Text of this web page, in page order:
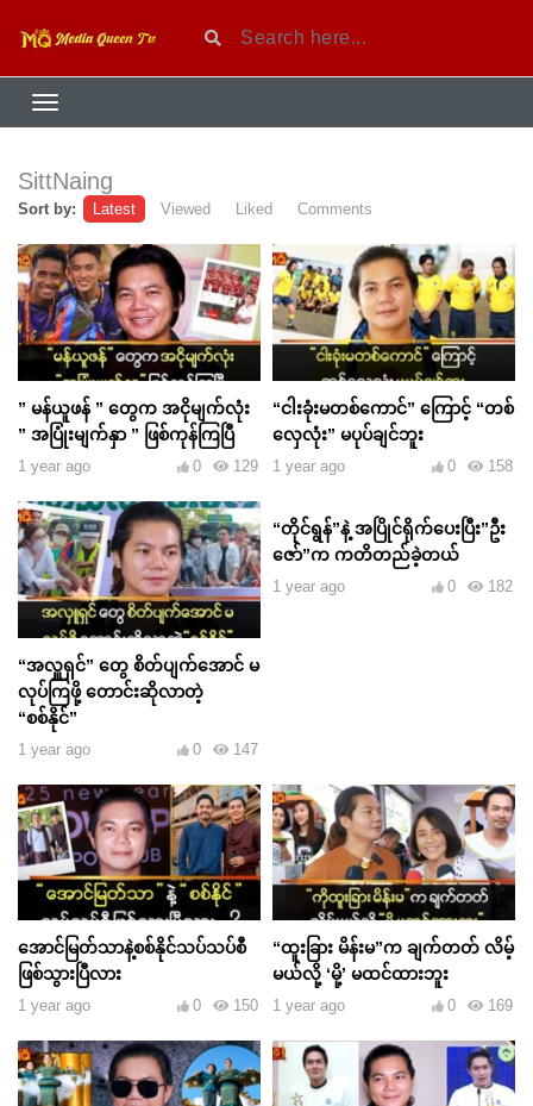
SittNaing
Sort by: Latest Viewed Liked Comments
” မန်ယူဖန် ” တွေက အငိုမျက်လုံး
” အပြုံးမျက်နှာ ” ဖြစ်ကုန်ကြပြီ
1 year ago 129
0
“ငါးခုံးမတစ်ကောင်” ကြောင့် “တစ်
လှေလုံး” မပုပ်ချင်ဘူး
1 year ago 158
0
“အလှူရှင်” တွေ စိတ်ပျက်အောင် မ
လုပ်ကြဖို့ တောင်းဆိုလာတဲ့
“စစ်နိုင်”
1 year ago 147
0
“တိုင်ရွန်”နဲ့ အပြိုင်ရိုက်ပေးပြီး”ဦး
ဇော်”က ကတိတည်ခဲ့တယ်
1 year ago 182
0
အောင်မြတ်သာနဲ့စစ်နိုင်သပ်သပ်စီ
ဖြစ်သွားပြီလား
1 year ago 150
0
“ထူးခြား မိန်းမ”က ချက်တတ် လိမ့်
မယ်လို့ ‘မို့’ မထင်ထားဘူး
1 year ago 169
0